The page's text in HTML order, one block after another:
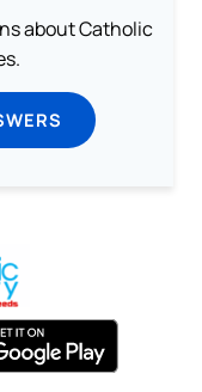
about Catholic